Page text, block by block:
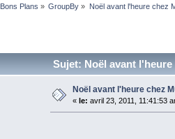
Bons Plans » GroupBy » Noël avant l'heure chez
Sujet: Noël avant
Noël avant l'heure chez
« le: avril 23, 2011, 11:41:53